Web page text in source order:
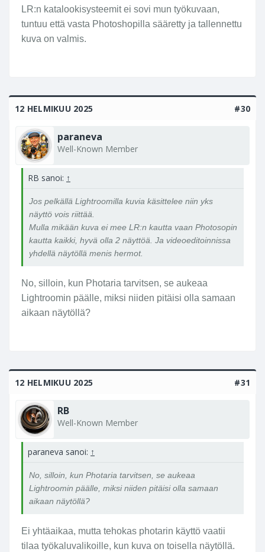
LR:n katalookisysteemit ei sovi mun työkuvaan,
tuntuu että vasta Photoshopilla sääretty ja tallennettu
kuva on valmis.
12 HELMIKUU 2025 #30
paraneva
Well-Known Member
RB sanoi: ↑
Jos pelkällä Lightroomilla kuvia käsittelee niin yks
näyttö vois riittää.
Mulla mikään kuva ei mee LR:n kautta vaan Photosopin
kautta kaikki, hyvä olla 2 näyttöä. Ja videoeditoinnissa
yhdellä näytöllä menis hermot.
No, silloin, kun Photaria tarvitsen, se aukeaa
Lightroomin päälle, miksi niiden pitäisi olla samaan
aikaan näytöllä?
12 HELMIKUU 2025 #31
RB
Well-Known Member
paraneva sanoi: ↑
No, silloin, kun Photaria tarvitsen, se aukeaa
Lightroomin päälle, miksi niiden pitäisi olla samaan
aikaan näytöllä?
Ei yhtäaikaa, mutta tehokas photarin käyttö vaatii
tilaa työkaluvalikoille, kun kuva on toisella näytöllä.